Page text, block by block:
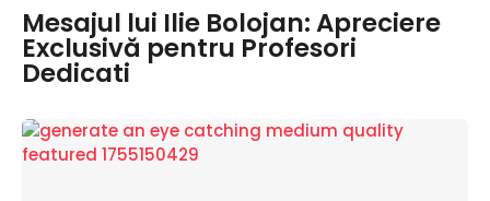
Mesajul lui Ilie Bolojan: Apreciere
Exclusivă pentru Profesori
Dedicati